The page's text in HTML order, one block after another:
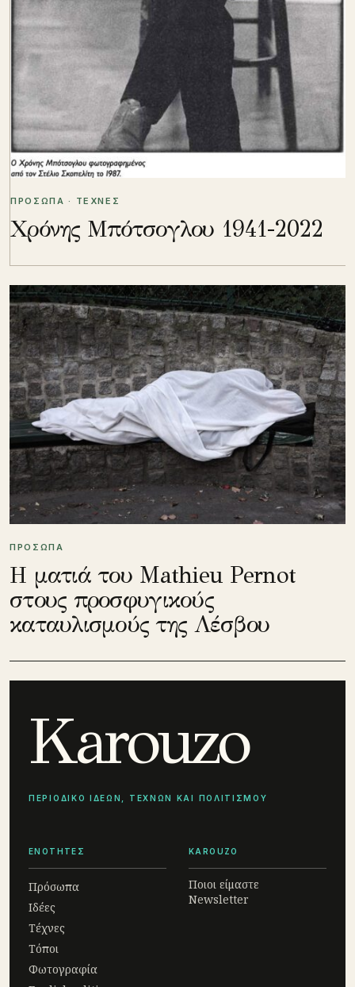
ΠΡΟΣΩΠΑ · ΤΕΧΝΕΣ
Χρόνης Μπότσογλου 1941-2022
ΠΡΟΣΩΠΑ
Η ματιά του Mathieu Pernot
στους προσφυγικούς
καταυλισμούς της Λέσβου
Karouzo
ΠΕΡΙΟΔΙΚΟ ΙΔΕΩΝ, ΤΕΧΝΩΝ ΚΑΙ ΠΟΛΙΤΙΣΜΟΥ
ΕΝΟΤΗΤΕΣ
Πρόσωπα
Ιδέες
Τέχνες
Τόποι
Φωτογραφία
KAROUZO
Ποιοι είμαστε
Newsletter